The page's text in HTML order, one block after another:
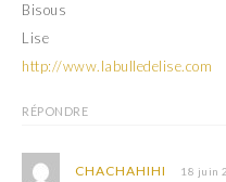
Bisous
Lise
http://www.labulledelise.com
RÉPONDRE
CHACHAHIHI 18 juin